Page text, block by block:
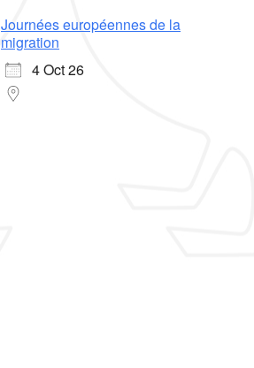
Journées européennes de la
migration
4 Oct 26